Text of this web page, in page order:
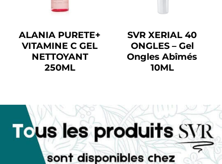
ALANIA PURETE+
VITAMINE C GEL
NETTOYANT
250ML
SVR XERIAL 40
ONGLES – Gel
Ongles Abîmés
10ML